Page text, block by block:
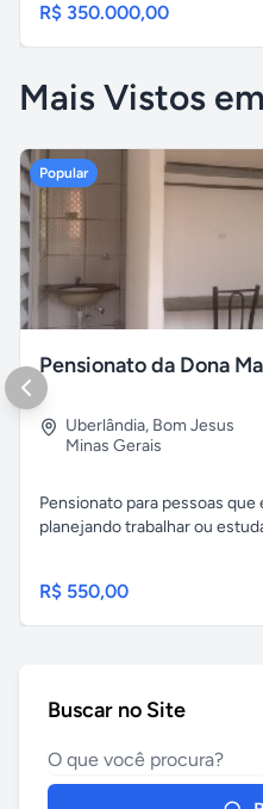
R$ 350.000,00
Mais Vistos
Popular
Uberlândia, Bom Jesus
Minas Gerais
Pensionato para pessoas que
planejando trabalhar ou
R$ 550,00
Buscar no Site